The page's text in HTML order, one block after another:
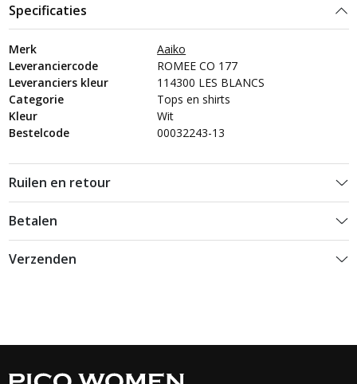
Specificaties
Merk
Aaiko
Leveranciercode
ROMEE CO 177
Leveranciers kleur
114300 LES BLANCS
Categorie
Tops en shirts
Kleur
Wit
Bestelcode
00032243-13
Ruilen en retour
Betalen
Verzenden